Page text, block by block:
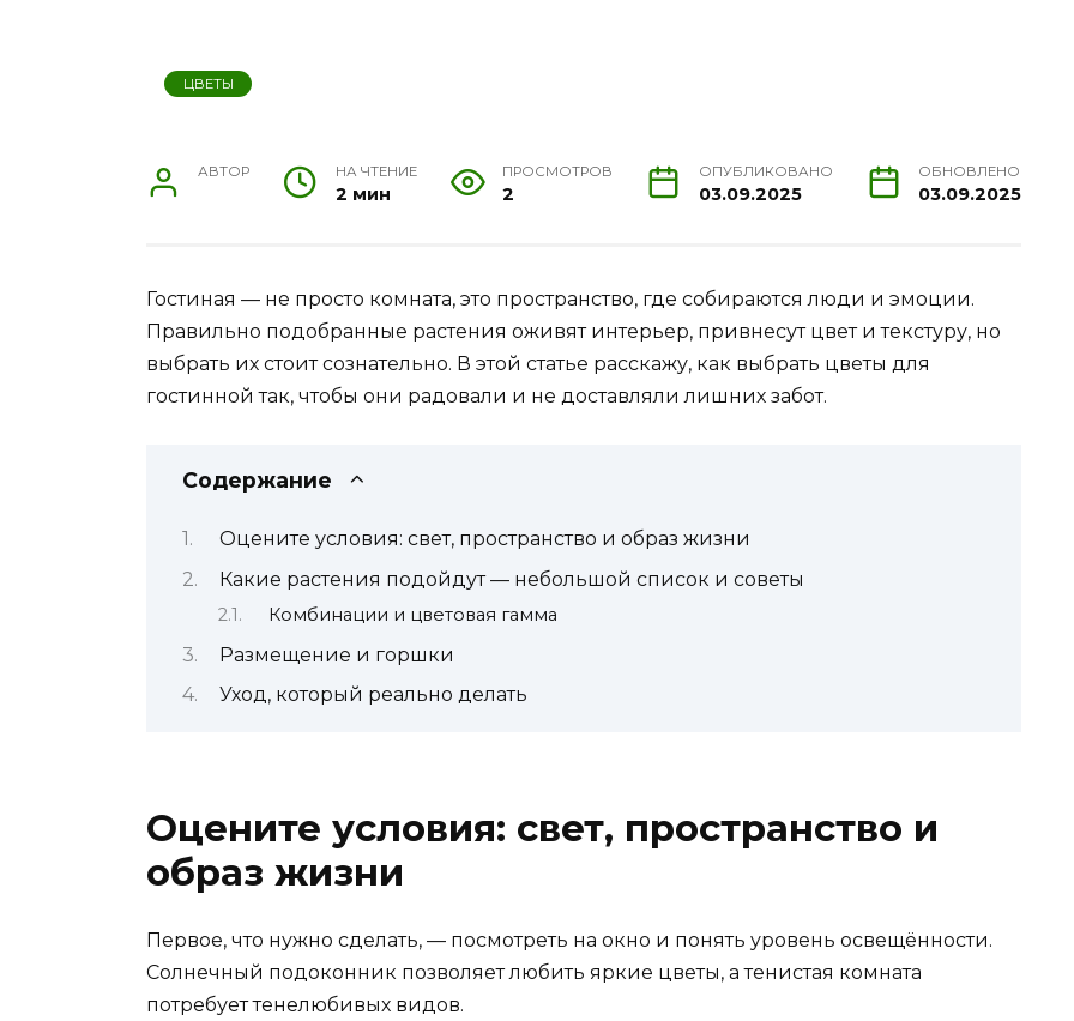
ЦВЕТЫ
АВТОР НА ЧТЕНИЕ
2 мин
ПРОСМОТРОВ
2
ОПУБЛИКОВАНО
03.09.2025
ОБНОВЛЕНО
03.09.2025
Гостиная — не просто комната, это пространство, где собираются люди и эмоции.
Правильно подобранные растения оживят интерьер, привнесут цвет и текстуру, но
выбрать их стоит сознательно. В этой статье расскажу, как выбрать цветы для
гостинной так, чтобы они радовали и не доставляли лишних забот.
Содержание
Оцените условия: свет, пространство и образ жизни
Какие растения подойдут — небольшой список и советы
Комбинации и цветовая гамма
Размещение и горшки
Уход, который реально делать
Оцените условия: свет, пространство и
образ жизни
Первое, что нужно сделать, — посмотреть на окно и понять уровень освещённости.
Солнечный подоконник позволяет любить яркие цветы, а тенистая комната
потребует тенелюбивых видов.